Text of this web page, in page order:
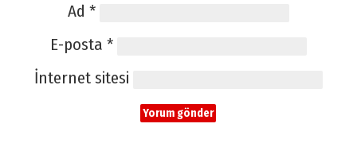
Ad *
E-posta *
İnternet sitesi